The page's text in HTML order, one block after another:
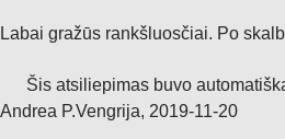
Labai gražūs rankšluosčiai. Po
Šis atsiliepimas buvo
Andrea P.Vengrija, 2019‑11‑20